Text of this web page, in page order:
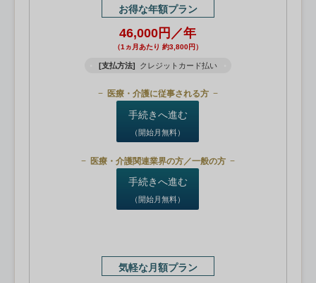
お得な年額プラン
46,000円／年
（1ヵ月あたり 約3,800円）
[支払方法] クレジットカード払い
医療・介護に従事される方
手続きへ進む
（開始月無料）
医療・介護関連業界の方／一般の方
手続きへ進む
（開始月無料）
気軽な月額プラン